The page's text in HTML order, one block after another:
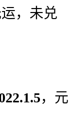
，未兑
，元